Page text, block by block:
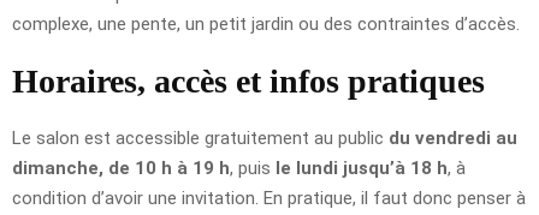
complexe, une pente, un petit jardin ou des contraintes d’accès.
Horaires, accès et infos pratiques
Le salon est accessible gratuitement au public du vendredi au
dimanche, de 10 h à 19 h, puis le lundi jusqu’à 18 h, à
condition d’avoir une invitation. En pratique, il faut donc penser à